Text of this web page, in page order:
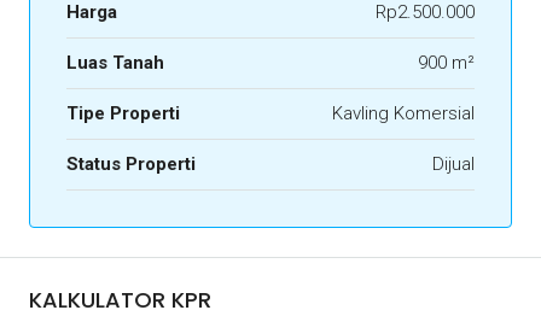
Harga Rp2.500.000
Luas Tanah 900 m²
Tipe Properti Kavling Komersial
Status Properti Dijual
KALKULATOR KPR